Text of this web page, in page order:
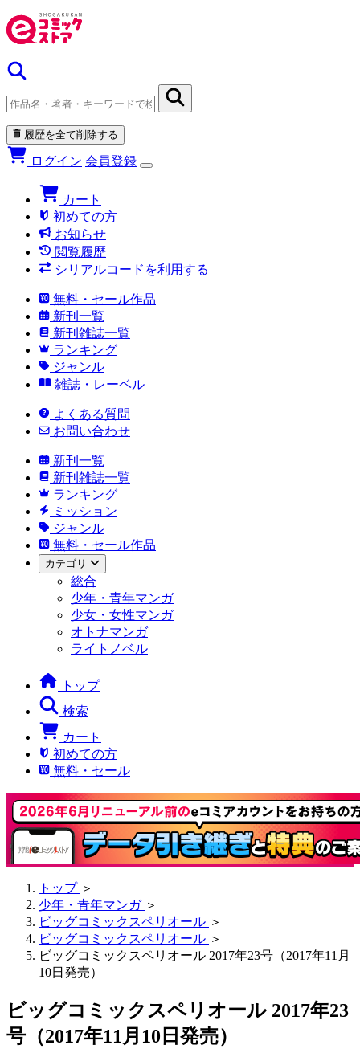
履歴を全て削除する
ログイン 会員登録
カート
初めての方
お知らせ
閲覧履歴
シリアルコードを利用する
無料・セール作品
新刊一覧
新刊雑誌一覧
ランキング
ジャンル
雑誌・レーベル
よくある質問
お問い合わせ
新刊一覧
新刊雑誌一覧
ランキング
ミッション
ジャンル
無料・セール作品
カテゴリ
総合
少年・青年マンガ
少女・女性マンガ
オトナマンガ
ライトノベル
トップ
検索
カート
初めての方
無料・セール
トップ ＞
少年・青年マンガ ＞
ビッグコミックスペリオール ＞
ビッグコミックスペリオール ＞
ビッグコミックスペリオール 2017年23号（2017年11月
10日発売）
ビッグコミックスペリオール 2017年23
号（2017年11月10日発売）